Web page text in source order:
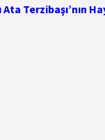
Terzibaşı’nın